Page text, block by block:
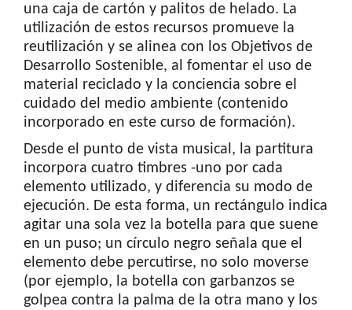
una caja de cartón y palitos de helado. La
utilización de estos recursos promueve la
reutilización y se alinea con los Objetivos de
Desarrollo Sostenible, al fomentar el uso de
material reciclado y la conciencia sobre el
cuidado del medio ambiente (contenido
incorporado en este curso de formación).
Desde el punto de vista musical, la partitura
incorpora cuatro timbres -uno por cada
elemento utilizado, y diferencia su modo de
ejecución. De esta forma, un rectángulo indica
agitar una sola vez la botella para que suene
en un puso; un círculo negro señala que el
elemento debe percutirse, no solo moverse
(por ejemplo, la botella con garbanzos se
golpea contra la palma de la otra mano y los